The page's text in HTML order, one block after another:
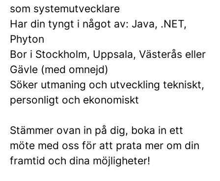
som systemutvecklare
Har din tyngt i något av: Java, .NET,
Phyton
Bor i Stockholm, Uppsala, Västerås eller
Gävle (med omnejd)
Söker utmaning och utveckling tekniskt,
personligt och ekonomiskt
Stämmer ovan in på dig, boka in ett
möte med oss för att prata mer om din
framtid och dina möjligheter!